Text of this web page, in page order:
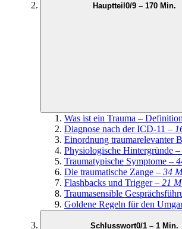
Hauptteil 0/9 – 170 Min.
Was ist ein Trauma –
Diagnose nach der ICD-11 –
Einordnung traumarelevanter
Physiologische Hintergründe –
Traumatypische Symptome –
Die traumatische Zange – 34
Flashbacks und Trigger – 21
Traumasensible
Goldene Regeln für den
Schlusswort0/1 – 1 Min.